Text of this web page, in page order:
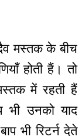
मस्तक के बीच
होती हैं। तो
में रहती हैं
भी उनको याद
भी रिटर्न देते